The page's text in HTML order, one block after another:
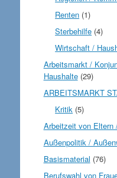
Renten (1)
Sterbehilfe (4)
Wirtschaft /
Arbeitsmarkt /
Haushalte(29)
ARBEITSMARKT
Kritik (5)
Arbeitzeit von Eltern
Außenpolitik /
Basismaterial (76)
Berufswahl von